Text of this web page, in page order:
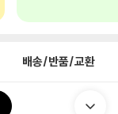
배송/반품/교환